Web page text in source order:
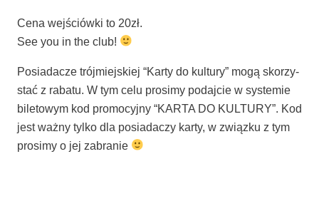
Cena wej­ściów­ki to 20zł.
See you in the club!
Posia­da­cze trój­miej­skiej “Kar­ty do kul­tu­ry” mogą sko­rzy­
stać z raba­tu. W tym celu pro­si­my podaj­cie w sys­te­mie
bile­to­wym kod pro­mo­cyj­ny “KARTA DO KULTURY”. Kod
jest waż­ny tyl­ko dla posia­da­czy kar­ty, w związ­ku z tym
pro­si­my o jej zabranie